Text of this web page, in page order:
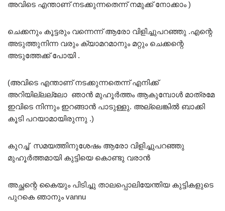
അവിടെ എന്താണ് നടക്കുന്നതെന്ന് നമുക്ക് നോക്കാം )
ചെക്കനും കൂട്ടരും വന്നെന്ന് ആരോ വിളിച്ചുപറഞ്ഞു .എന്റെ
അടുത്തുനിന്ന വരും ക്യാമറമാനും മറ്റും ചെക്കന്റെ
അടുത്തേക്ക് പോയി .
(അവിടെ എന്താണ് നടക്കുന്നതെന്ന് എനിക്ക്
അറിയില്ലല്ലോ ഞാൻ മുഹൂർത്തം ആകുമ്പോൾ മാത്രമേ
ഇവിടെ നിന്നും ഇറങ്ങാൻ പാടുള്ളു. അല്ലെങ്കിൽ ബാക്കി
കൂടി പറയാമായിരുന്നു .)
കുറച്ച് സമയത്തിനുശേഷം ആരോ വിളിച്ചുപറഞ്ഞു
മുഹൂർത്തമായി കുട്ടിയെ കൊണ്ടു വരാൻ
അച്ഛന്റെ കൈയും പിടിച്ചു താലപ്പൊലിയേന്തിയ കുട്ടികളുടെ
പുറകെ ഞാനും vannu